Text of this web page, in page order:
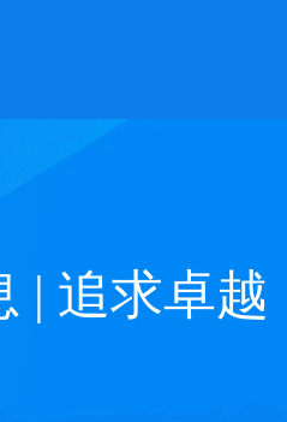
| 追求卓越